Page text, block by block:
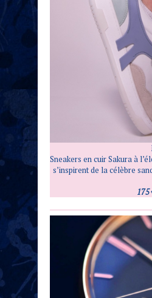
Sneakers en cuir Sakura à
s’inspirent de la célèbre